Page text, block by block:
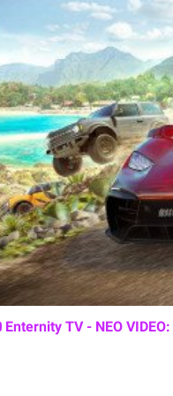
Enternity TV - ΝΕΟ